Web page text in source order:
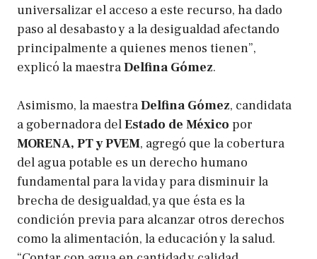
universalizar el acceso a este recurso, ha dado
paso al desabasto y a la desigualdad afectando
principalmente a quienes menos tienen”,
explicó la maestraDelfina Gómez.
Asimismo, la maestraDelfina Gómez, candidata
a gobernadora delEstado de México por
MORENA, PT y PVEM, agregó que la cobertura
del agua potable es un derecho humano
fundamental para la vida y para disminuir la
brecha de desigualdad, ya que ésta es la
condición previa para alcanzar otros derechos
como la alimentación, la educación y la salud.